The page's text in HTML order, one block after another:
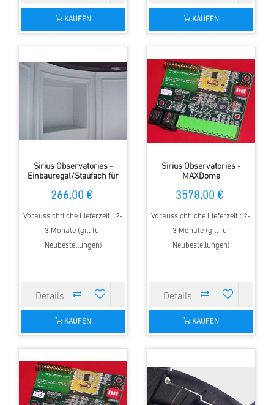
KAUFEN KAUFEN
Sirius Observatories -
Einbauregal/Staufach für
Kuppel
266,00 €
Voraussichtliche Lieferzeit : 2-
3 Monate (gilt für
Neubestellungen)
KAUFEN
Sirius Observatories -
MAXDome
für Kuppeldrehung und
3578,00 €
Voraussichtliche Lieferzeit : 2-
3 Monate (gilt für
Neubestellungen)
KAUFEN